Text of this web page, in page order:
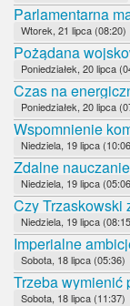
Parlamentarna
Wtorek, 21 lipca (08:20)
Pożądana
Poniedziałek, 20 lipca
Czas na
Poniedziałek, 20 lipca
Wspomnienie
Niedziela, 19 lipca
Zdalne
Niedziela, 19 lipca
Czy Trzaskowski
Niedziela, 19 lipca
Imperialne
Sobota, 18 lipca (05:36)
Trzeba wymienić
Sobota, 18 lipca (11:37)